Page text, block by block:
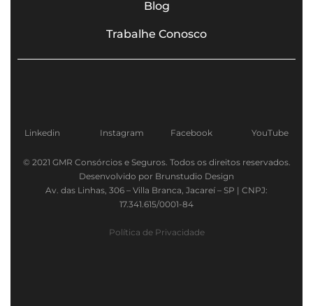
Blog
Trabalhe Conosco
Linkedin Instagram Facebook YouTube
© 2021 GMR Consórcios e Seguros. Todos os direitos reservados.
Desenvolvido por Brunstudio Design
Av. das Linhas, 306 – Villa Branca, Jacareí – SP | CNPJ:
17.341.615/0001-84
Política de Privacidade